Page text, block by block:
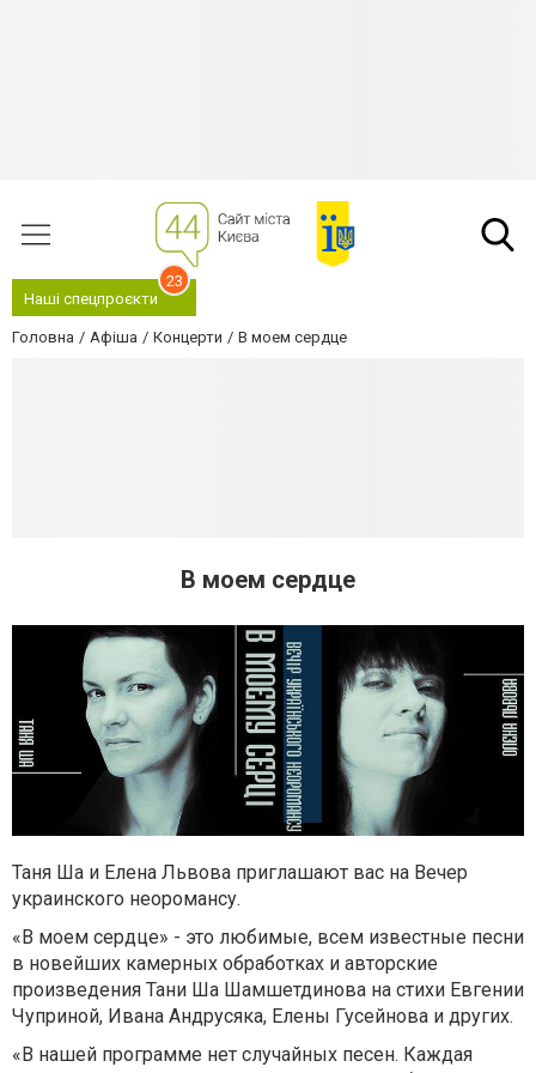
Наші спецпроєкти
23
Головна Афіша Концерти В моем сердце
В моем сердце
Таня Ша и Елена Львова приглашают вас на Вечер
украинского неоромансу.
«В моем сердце» - это любимые, всем известные песни
в новейших камерных обработках и авторские
произведения Тани Ша Шамшетдинова на стихи Евгении
Чуприной, Ивана Андрусяка, Елены Гусейнова и других.
«В нашей программе нет случайных песен. Каждая